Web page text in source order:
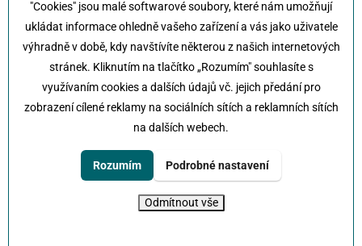
"Cookies" jsou malé softwarové soubory, které nám umožňují
ukládat informace ohledně vašeho zařízení a vás jako uživatele
výhradně v době, kdy navštívíte některou z našich internetových
stránek. Kliknutím na tlačítko „Rozumím" souhlasíte s
využívaním cookies a dalších údajů vč. jejich předání pro
zobrazení cílené reklamy na sociálních sítích a reklamních sítích
na dalších webech.
Rozumím Podrobné nastavení
Odmítnout vše
Kola Klokočka - ukončení
provozu
Klokočka - Na každé cestě s vámi
Karlovarská 814/115 , 161 00 Praha 6 - Řepy
+420 222 197 111e-mail:info@klokocka.cz
© 2026 KlokočkaTvorba webuUVM interactive